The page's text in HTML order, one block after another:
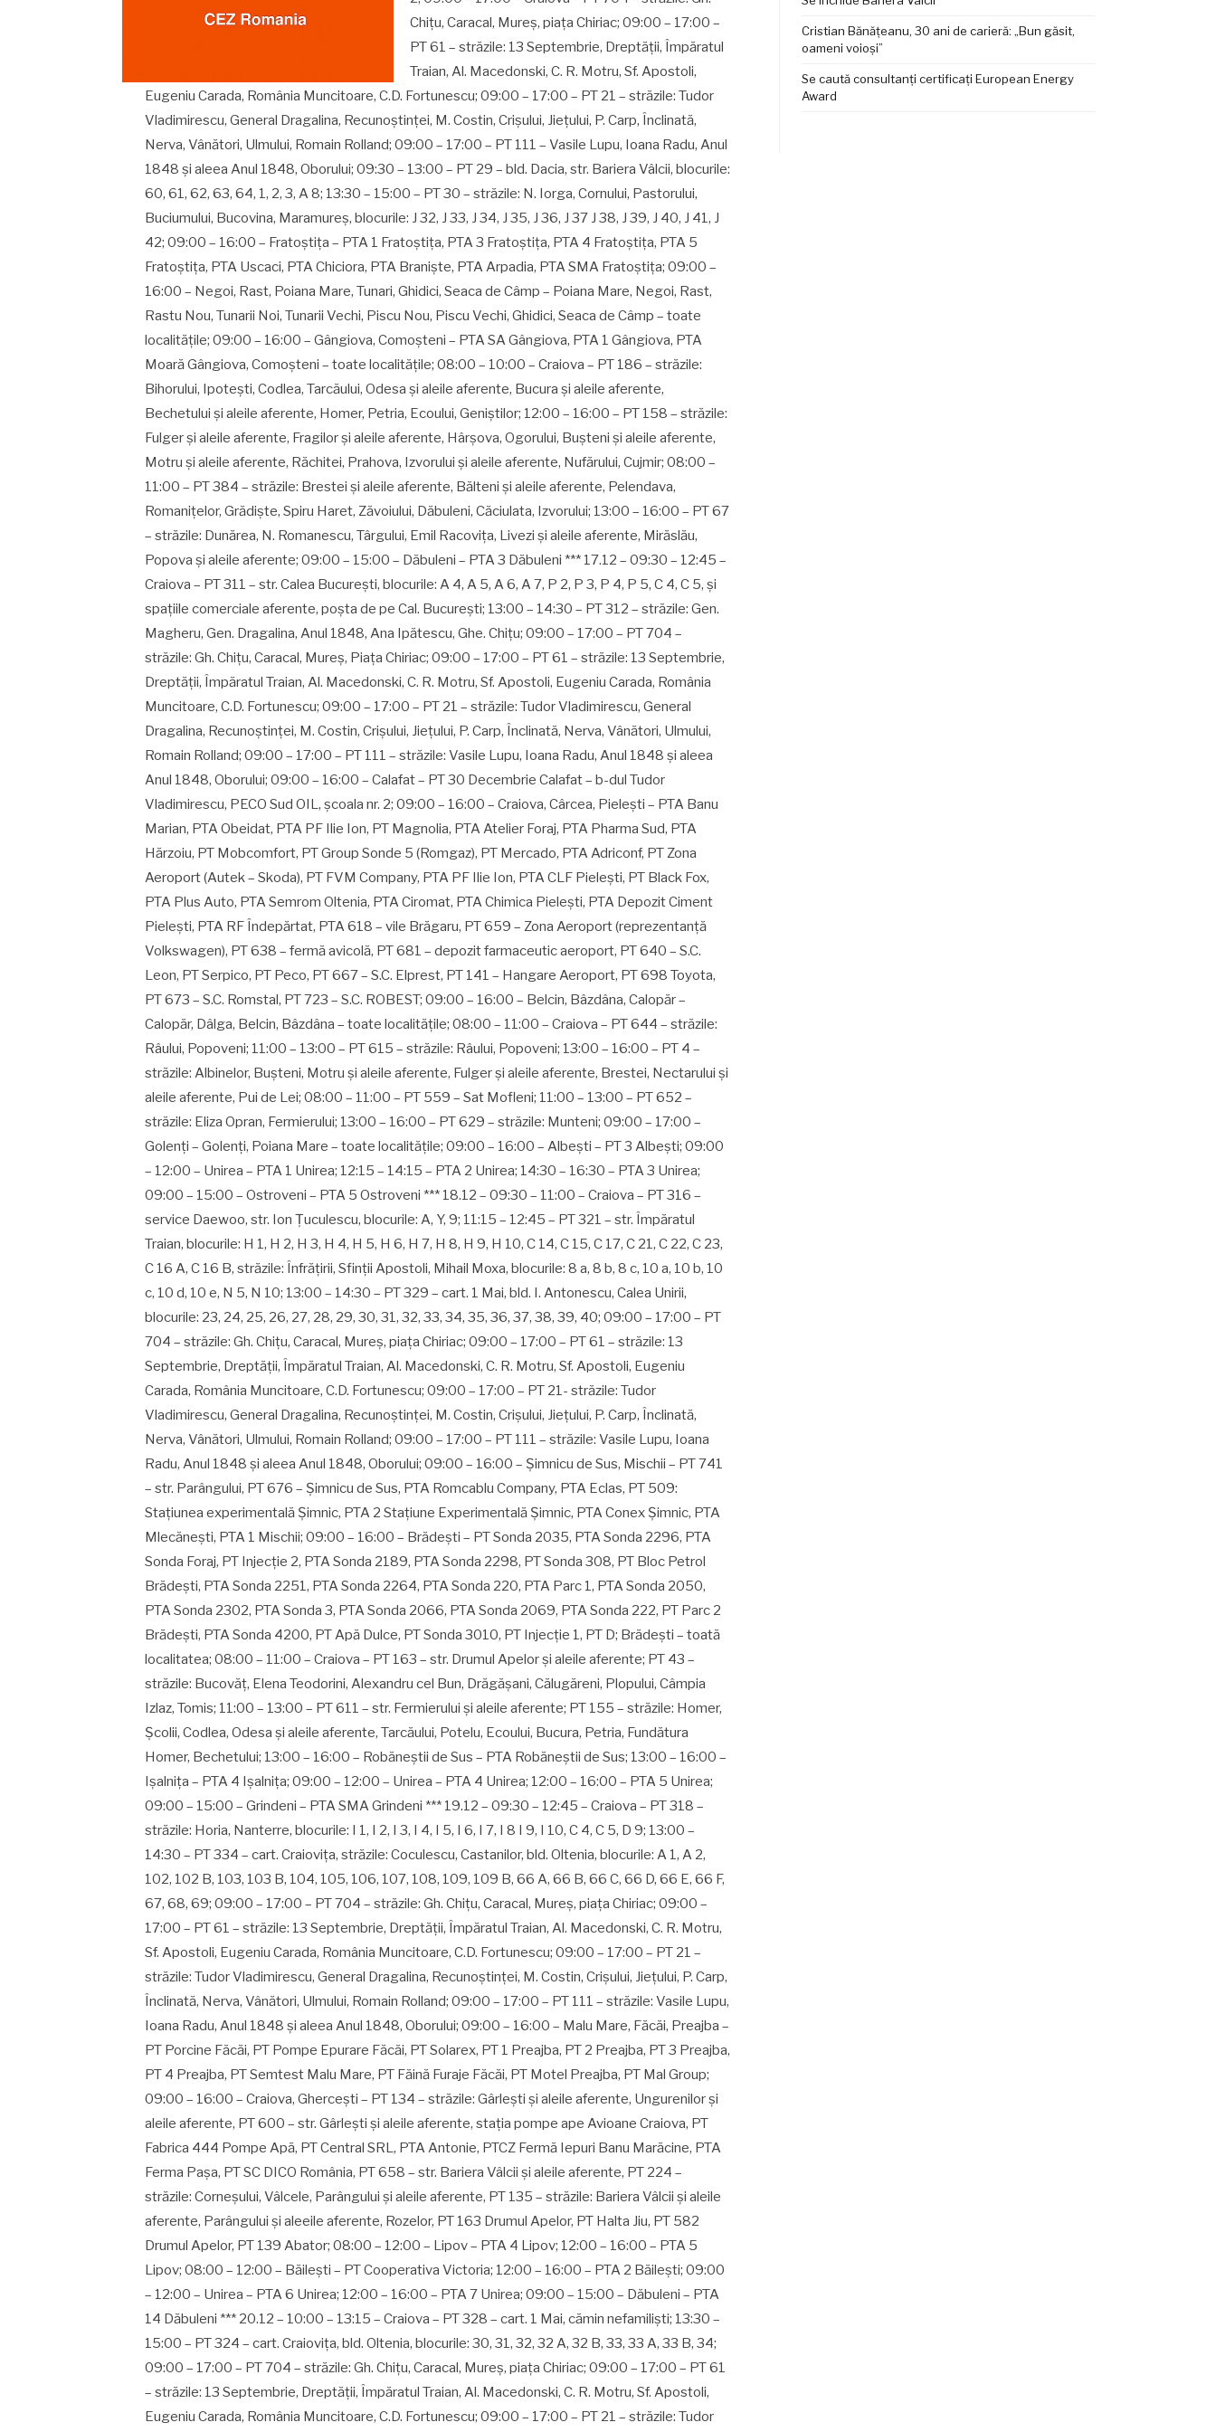
Cristian Bănățeanu, 30 ani de carieră: „Bun găsit,
oameni voioși”
Se caută consultanți certificați European Energy
Award